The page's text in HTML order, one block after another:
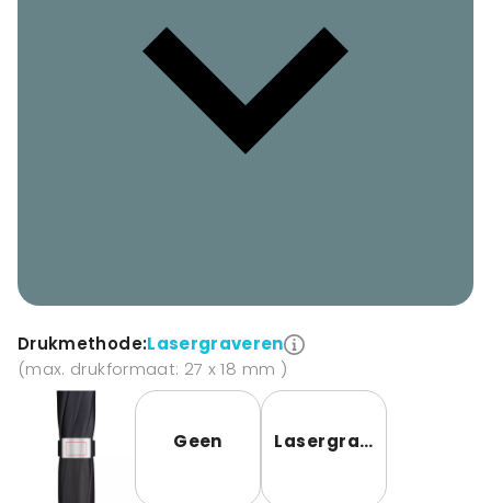
Drukmethode:Lasergraveren
(max. drukformaat: 27 x 18 mm )
Geen Lasergravering